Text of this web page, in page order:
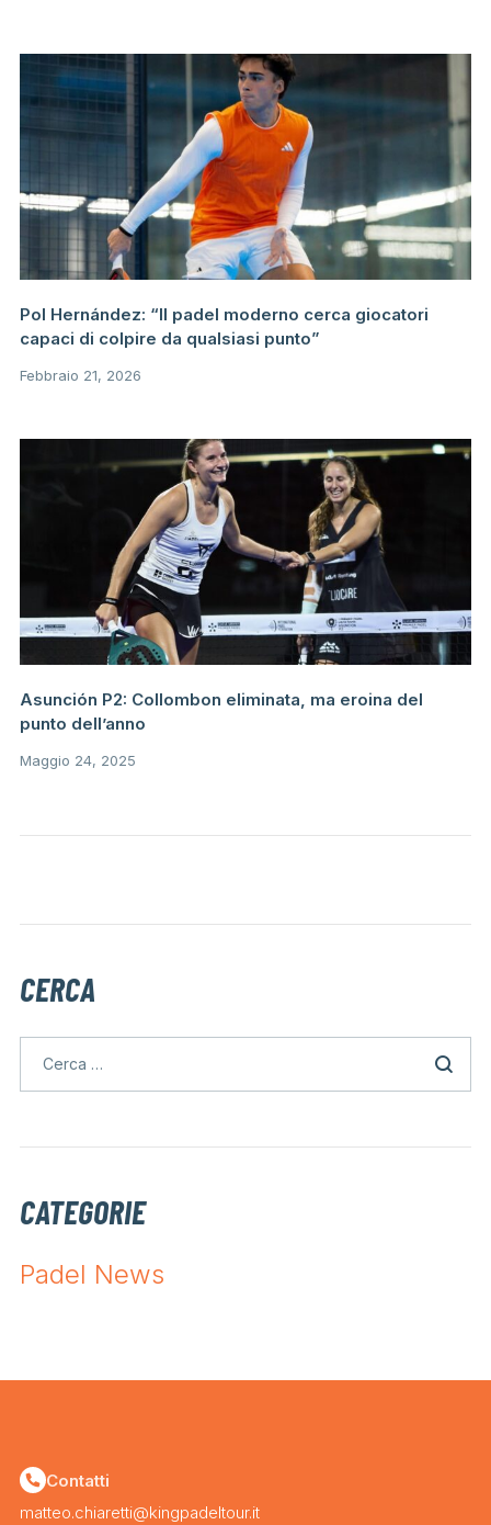
Pol Hernández: “Il padel moderno cerca giocatori
capaci di colpire da qualsiasi punto”
Febbraio 21, 2026
Asunción P2: Collombon eliminata, ma eroina del
punto dell’anno
Maggio 24, 2025
CERCA
CATEGORIE
Padel News
Contatti
matteo.chiaretti@kingpadeltour.it